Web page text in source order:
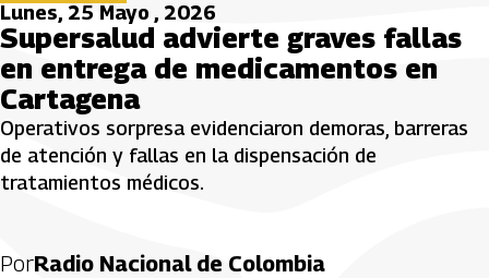
Lunes, 25 Mayo , 2026
Supersalud advierte graves fallas
en entrega de medicamentos en
Cartagena
Operativos sorpresa evidenciaron demoras, barreras
de atención y fallas en la dispensación de
tratamientos médicos.
PorRadio Nacional de Colombia